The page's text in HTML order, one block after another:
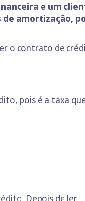
e um
de amortização,
o contrato de
pois é a taxa
Depois de ler